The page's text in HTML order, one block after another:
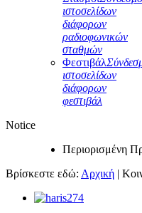
ιστοσελίδων
διάφορων
ραδιοφωνικών
σταθμών
Φεστιβάλ
ιστοσελίδων
διάφορων
φεστιβάλ
Notice
Περιορισμένη
Βρίσκεστε εδώ: Αρχική |